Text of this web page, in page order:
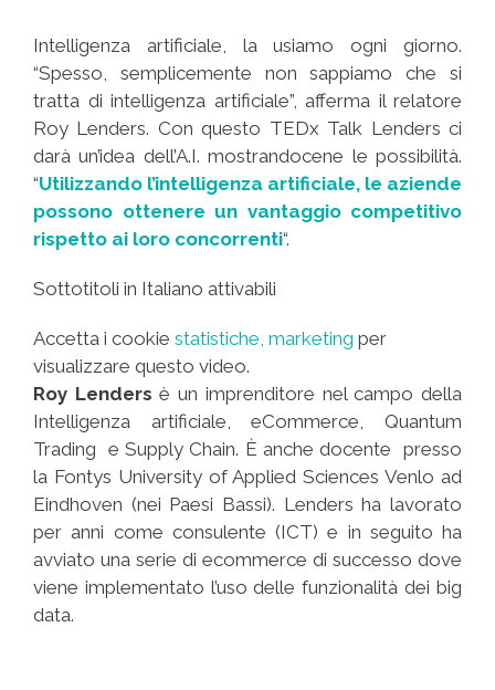
Intelligenza artificiale, la usiamo ogni giorno.
“Spesso, semplicemente non sappiamo che si
tratta di intelligenza artificiale”, afferma il relatore
Roy Lenders. Con questo TEDx Talk Lenders ci
darà un’idea dell’A.I. mostrandocene le possibilità.
“Utilizzando l’intelligenza artificiale, le aziende
possono ottenere un vantaggio competitivo
rispetto ai loro concorrenti“.
Sottotitoli in Italiano attivabili
Accetta i cookie statistiche, marketing per
visualizzare questo video.
Roy Lendersè un imprenditore nel campo della
Intelligenza artificiale, eCommerce, Quantum
Trading e Supply Chain. È anche docente presso
la Fontys University of Applied Sciences Venlo ad
Eindhoven (nei Paesi Bassi). Lenders ha lavorato
per anni come consulente (ICT) e in seguito ha
avviato una serie di ecommerce di successo dove
viene implementato l’uso delle funzionalità dei big
data.